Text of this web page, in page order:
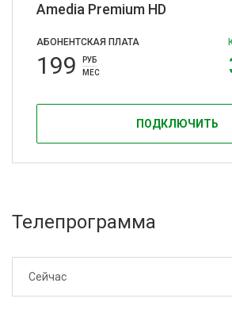
Amedia Premium HD
АБОНЕНТСКАЯ ПЛАТА
199
РУБ
МЕС
ПОДКЛЮЧИТЬ
Телепрограмма
Сейчас